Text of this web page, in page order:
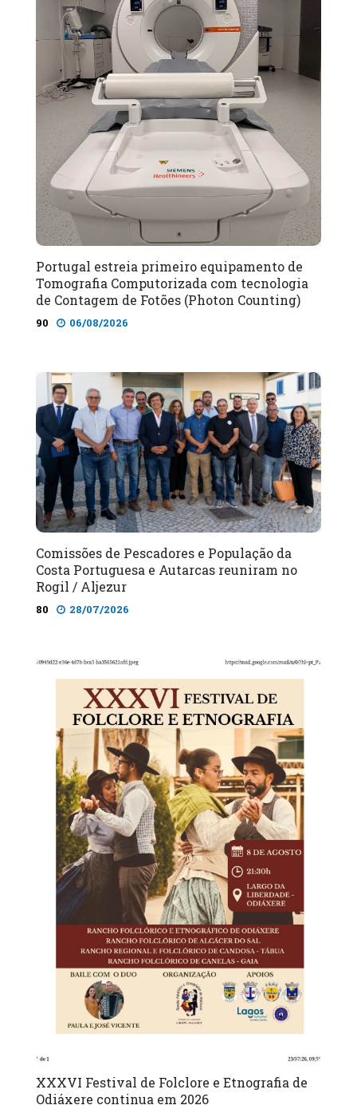
Portugal estreia primeiro equipamento de
Tomografia Computorizada com tecnologia
de Contagem de Fotões (Photon Counting)
90 06/08/2026
Comissões de Pescadores e População da
Costa Portuguesa e Autarcas reuniram no
Rogil / Aljezur
80 28/07/2026
XXXVI Festival de Folclore e Etnografia de
Odiáxere continua em 2026